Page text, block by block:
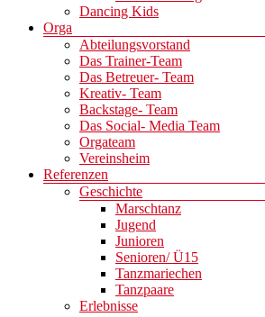
Dancing Kids
Orga
Abteilungsvorstand
Das Trainer-Team
Das Betreuer- Team
Kreativ- Team
Backstage- Team
Das Social- Media Team
Orgateam
Vereinsheim
Referenzen
Geschichte
Marschtanz
Jugend
Junioren
Senioren/ Ü15
Tanzmariechen
Tanzpaare
Erlebnisse